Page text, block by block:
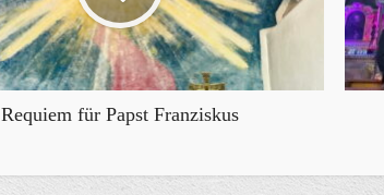
Requiem für Papst Franziskus